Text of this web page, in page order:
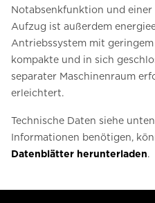
Notabsenkfunktion und
Aufzug ist außerdem
Antriebssystem mit
kompakte und in sich
separater Maschinenraum
erleichtert.
Technische Daten siehe
Informationen benötigen,
Datenblätter herunterladen.